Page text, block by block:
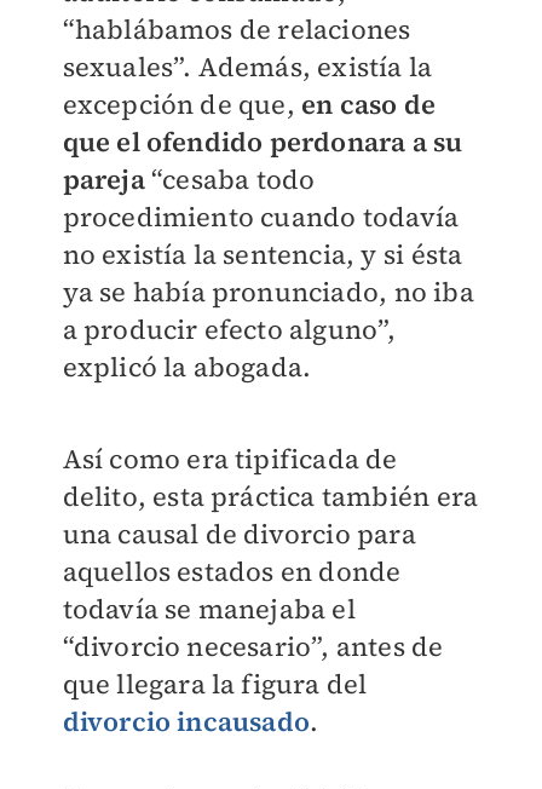
“hablábamos de relaciones
sexuales”. Además, existía la
excepción de que, en caso de
que el ofendido perdonara a su
pareja “cesaba todo
procedimiento cuando todavía
no existía la sentencia, y si ésta
ya se había pronunciado, no iba
a producir efecto alguno”,
explicó la abogada.
Así como era tipificada de
delito, esta práctica también era
una causal de divorcio para
aquellos estados en donde
todavía se manejaba el
“divorcio necesario”, antes de
que llegara la figura del
divorcio incausado.